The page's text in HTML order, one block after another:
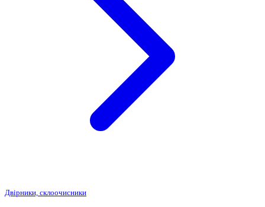
Двірники, склоочисники